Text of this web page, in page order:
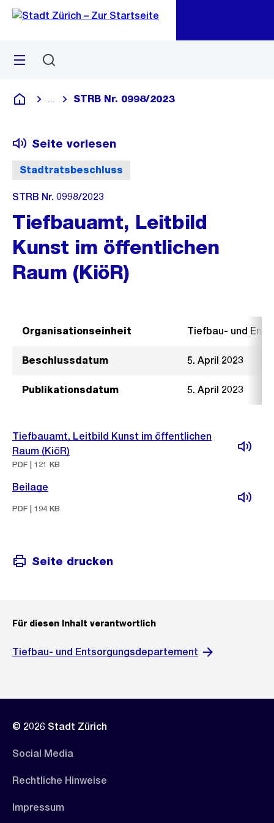
Navigation
Sprunglink
Menü
Deutsch
Blende alle Breadcrumbs ein
STRB Nr. 0998/2023
Stadtratsbeschluss
Seite vorlesen
STRB Nr. 0998/2023
Tiefbauamt, Leitbild
Kunst im öffentlichen
Raum (KiöR)
Organisationseinheit Tiefbau- und
Beschlussdatum 5. April 2023
Publikationsdatum 5. April 2023
Tiefbauamt, Leitbild Kunst im öffentlichen
Raum (KiöR)
PDF | 121 KB
Beilage
PDF | 194 KB
Seite drucken
Für diesen Inhalt verantwortlich
Tiefbau- und Entsorgungsdepartement
© 2026 Stadt Zürich
Social Media
Rechtliche Hinweise
Impressum